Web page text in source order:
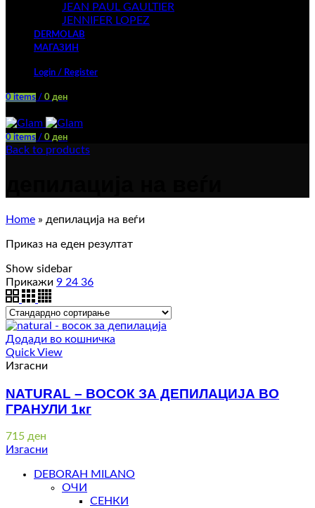
JEAN PAUL GAULTIER
JENNIFER LOPEZ
DERMOLAB
МАГАЗИН
Login / Register
0 items / 0 ден
0 items / 0 ден
Back to products
Home » депилација на веѓи
Приказ на еден резултат
Show sidebar
Прикажи 9 24 36
Додади во кошничка
Quick View
Изгасни
NATURAL – ВОСОК ЗА ДЕПИЛАЦИЈА ВО
ГРАНУЛИ 1кг
715 ден
Изгасни
DEBORAH MILANO
ОЧИ
СЕНКИ